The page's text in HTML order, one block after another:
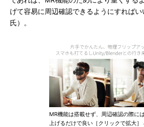
げて容易に周辺確認できるようにすれば
氏）。
MR機能は搭載せず、周辺確認の際に
上げるだけで良い［クリックで拡大